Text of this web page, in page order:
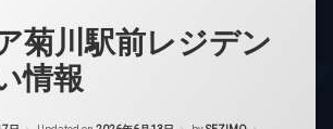
菊川駅前レジデン
情報